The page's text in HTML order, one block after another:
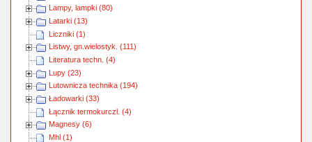
Lampy, lampki (80)
Latarki (13)
Liczniki (1)
Listwy, gn.wielostyk. (111)
Literatura techn. (4)
Lupy (23)
Lutownicza technika (194)
Ładowarki (33)
Łącznik termokurczl. (4)
Magnesy (6)
Mhl (1)